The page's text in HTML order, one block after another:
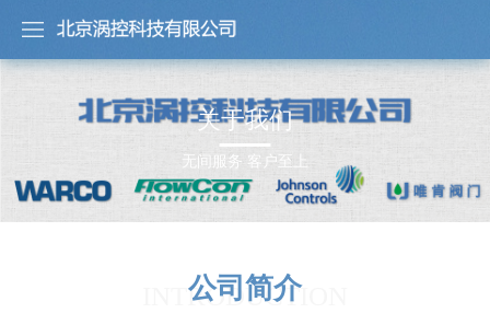
关于我们
无间服务 客户至上
INTRODUCTION
公司简介